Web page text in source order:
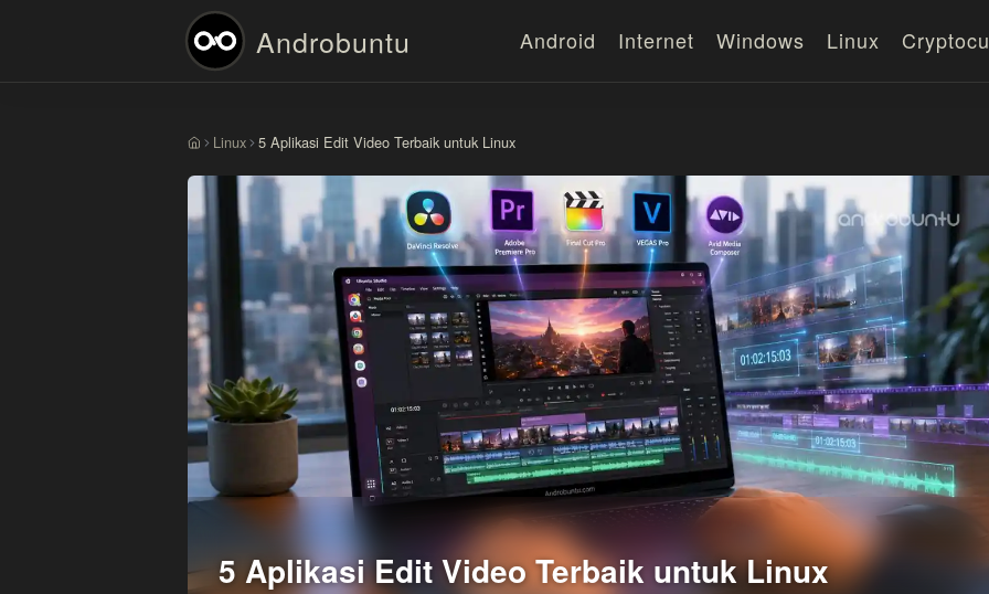
Androbuntu Android Internet Windows Linux
Beranda
Linux 5 Aplikasi Edit Video Terbaik untuk Linux
5 Aplikasi Edit Video Terbaik untuk Linux